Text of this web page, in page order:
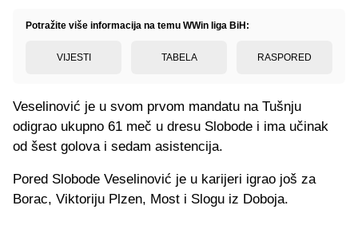
Potražite više informacija na temu WWin liga BiH:
VIJESTI TABELA RASPORED
Veselinović je u svom prvom mandatu na Tušnju
odigrao ukupno 61 meč u dresu Slobode i ima učinak
od šest golova i sedam asistencija.
Pored Slobode Veselinović je u karijeri igrao još za
Borac, Viktoriju Plzen, Most i Slogu iz Doboja.